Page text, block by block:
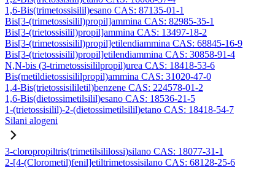
1,6-Bis(trimetossisilil)esano CAS: 87135-01-1
Bis[3-(trimetossisilil)propil]ammina CAS: 82985-35-1
Bis[3-(trietossisilil)propil]ammina CAS: 13497-18-2
Bis[3-(trimetossisilil)propil]etilendiammina CAS: 68845-16-9
Bis[3-(trietossisilil)propil]etilendiammina CAS: 30858-91-4
N,N-bis (3-trimetossisililpropil)urea CAS: 18418-53-6
Bis(metildietossisililpropil)ammina CAS: 31020-47-0
1,4-Bis(trietossisililetil)benzene CAS: 224578-01-2
1,6-Bis(dietossimetilsilil)esano CAS: 18536-21-5
1-(trietossisilil)-2-(dietossimetilsilil)etano CAS: 18418-54-7
Silani alogeni
3-cloropropiltris(trimetilsililossi)silano CAS: 18077-31-1
2-[4-(Clorometil)fenil]etiltrimetossisilano CAS: 68128-25-6